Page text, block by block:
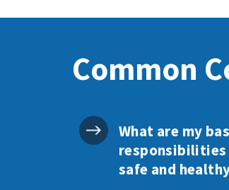
Common
What are my
safe and